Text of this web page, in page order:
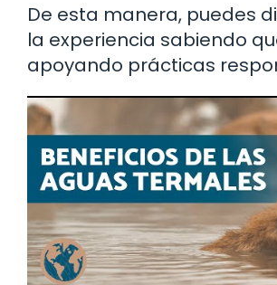
De esta manera, puedes
la experiencia sabiendo
apoyando prácticas